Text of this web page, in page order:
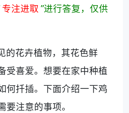
专注进取 ”进行答复，仅供
的花卉植物，其花色鲜
受喜爱。想要在家中种植
何扦插。下面介绍一下鸡
注意的事项。